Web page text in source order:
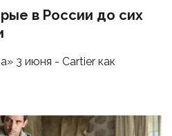
в России до сих
3 июня - Cartier как